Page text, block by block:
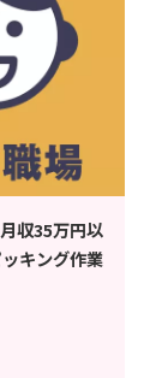
収35万円以
キング作業